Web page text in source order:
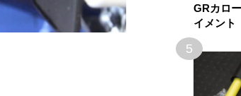
GRカロ
イメント
5